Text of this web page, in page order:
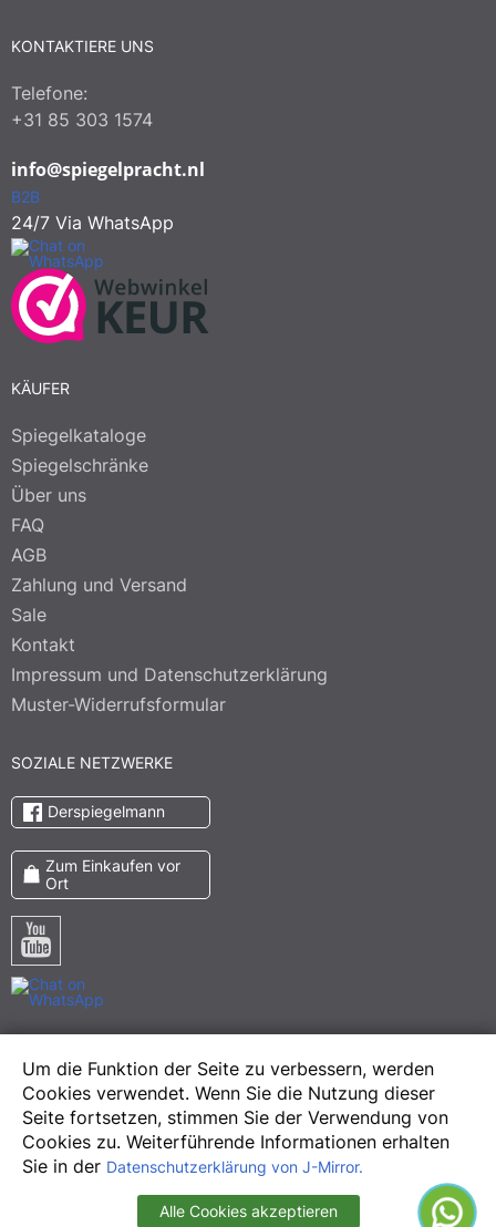
Um die Funktion der Seite zu verbessern, werden
Cookies verwendet. Wenn Sie die Nutzung dieser
Seite fortsetzen, stimmen Sie der Verwendung von
Cookies zu. Weiterführende Informationen erhalten
Sie in der Datenschutzerklärung von J-Mirror.
Alle Cookies akzeptieren
KONTAKTIERE UNS
Telefone:
+31 85 303 1574
info@spiegelpracht.nl
B2B
24/7 Via WhatsApp
KÄUFER
Spiegelkataloge
Spiegelschränke
Über uns
FAQ
AGB
Zahlung und Versand
Sale
Kontakt
Impressum und Datenschutzerklärung
Muster-Widerrufsformular
SOZIALE NETZWERKE
Derspiegelmann
Zum Einkaufen vor
Ort
Pinterest
Meta
Instagram